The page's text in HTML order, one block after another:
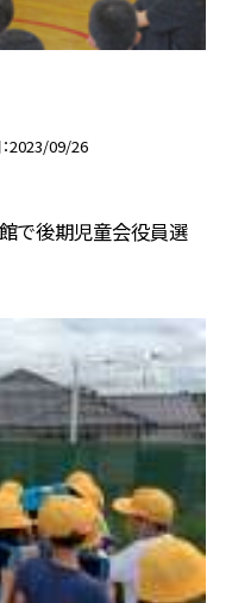
2023/09/26
館で後期児童会役員選